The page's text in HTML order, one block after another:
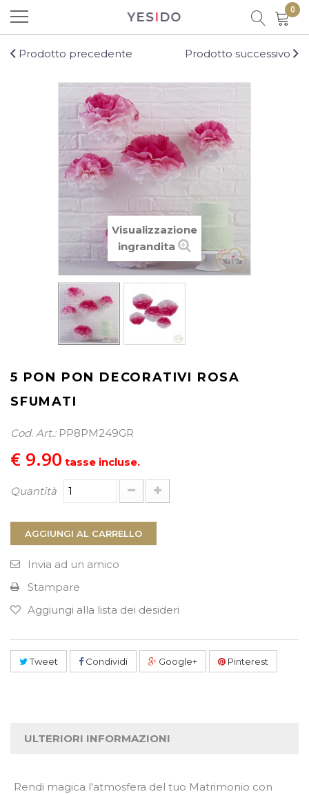
YESIDO 0
Prodotto precedente Prodotto successivo
Visualizzazione
ingrandita
5 PON PON DECORATIVI ROSA
SFUMATI
Cod. Art.: PP8PM249GR
€ 9.90 tasse incluse.
Quantità
AGGIUNGI AL CARRELLO
Invia ad un amico
Stampare
Aggiungi alla lista dei desideri
Tweet Condividi Google+ Pinterest
ULTERIORI INFORMAZIONI
Rendi magica l'atmosfera del tuo Matrimonio con
Prodotto aggiunto al carrello con
successo!
Ci sono0prodotti nel carrello.
C'è un prodotto nel carrello
Totale prodotti
CONTINUA LO SHOPPING
PROCEDI AL CHECKOUT